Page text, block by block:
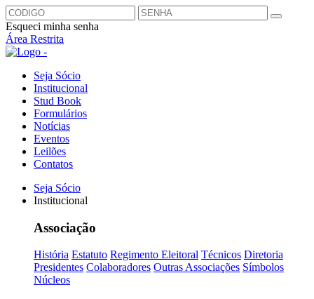
Esqueci minha senha
Área Restrita
Seja Sócio
Institucional
Stud Book
Formulários
Notícias
Eventos
Leilões
Contatos
Seja Sócio
Institucional
Associação
História Estatuto Regimento Eleitoral Técnicos Diretoria
Presidentes Colaboradores Outras Associações Símbolos
Núcleos